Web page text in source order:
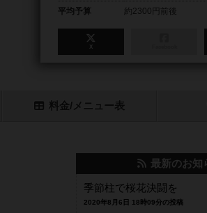
平均予算 約2300円前後
X
料金/メニュー表
最新のお知
季節柱で桜花決闘を
2020年8月6日 18時09分の投稿